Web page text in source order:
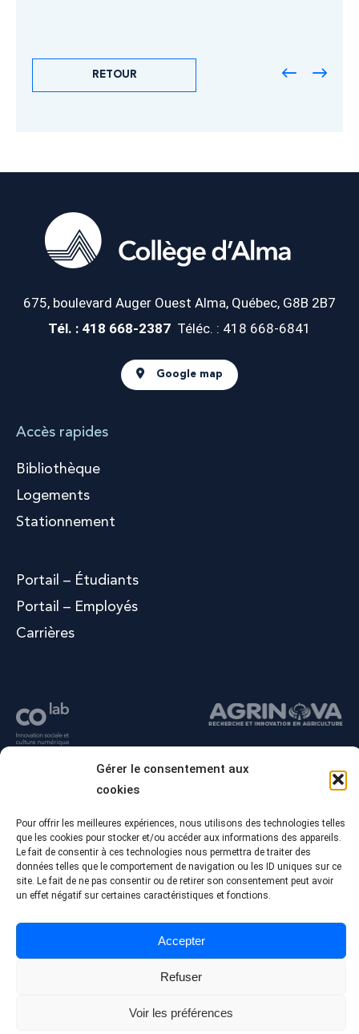
Gérer le consentement aux
cookies
Pour offrir les meilleures expériences, nous utilisons des technologies telles
que les cookies pour stocker et/ou accéder aux informations des appareils.
Le fait de consentir à ces technologies nous permettra de traiter des
données telles que le comportement de navigation ou les ID uniques sur ce
site. Le fait de ne pas consentir ou de retirer son consentement peut avoir
un effet négatif sur certaines caractéristiques et fonctions.
Accepter
Refuser
Voir les préférences
RETOUR
675, boulevard Auger Ouest Alma, Québec, G8B 2B7
Tél. : 418 668-2387 Téléc. : 418 668-6841
Google map
Accès rapides
Bibliothèque
Logements
Stationnement
Portail – Étudiants
Portail – Employés
Carrières
© Tous droits réservés - Collège Alma
Politique de confidentialité